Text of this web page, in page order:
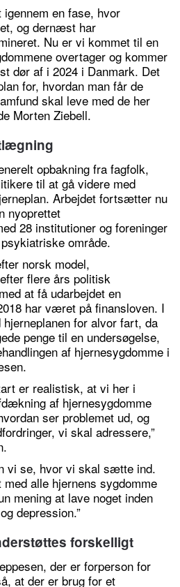
en fase, hvor
og dernæst har
Nu er vi kommet til en
overtager og kommer
dør af i 2024 i Danmark. Det
for, hvordan man får de
skal leve med de her
Morten Ziebell.
opbakning fra fagfolk,
til at gå videre med
Arbejdet fortsætter nu
nyoprettet
28 institutioner og foreninger
område.
norsk model,
efter flere års politisk
at få udarbejdet en
har været på finansloven. I
for alvor fart, da
penge til en undersøgelse,
af hjernesygdomme i
er realistisk, at vi her i
af hjernesygdomme
ser problemet ud, og
vi skal adressere,”
vi se, hvor vi skal sætte ind.
alle hjernens sygdomme
mening at lave noget inden
depression.”
forskelligt
der er forperson for
at der er brug for et